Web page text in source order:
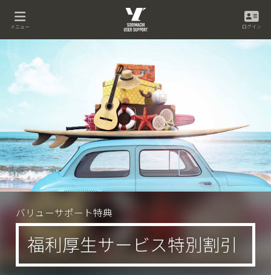
メニュー ログイン
バリューサポート特典
福利厚生サービス特別割引